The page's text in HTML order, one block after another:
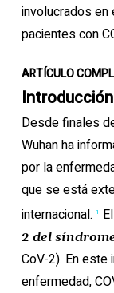
involucrados en
pacientes con
ARTÍCULO
Introducción
Desde finales
Wuhan ha
por la
que se está
internacional. 1
2 del
CoV-2). En
enfermedad,